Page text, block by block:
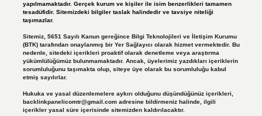
yapılmamaktadır. Gerçek kurum ve kişiler ile isim benzerlikleri tamamen
tesadüfidir. Sitemizdeki bilgiler taslak halindedir ve tavsiye niteliği
taşımazlar.
Sitemiz, 5651 Sayılı Kanun gereğince Bilgi Teknolojileri ve İletişim Kurumu
(BTK) tarafından onaylanmış bir Yer Sağlayıcı olarak hizmet vermektedir. Bu
nedenle, sitedeki içerikleri proaktif olarak denetleme veya araştırma
yükümlülüğümüz bulunmamaktadır. Ancak, üyelerimiz yazdıkları içeriklerin
sorumluluğunu taşımakta olup, siteye üye olarak bu sorumluluğu kabul
etmiş sayılırlar.
Hukuka ve yasal düzenlemelere aykırı olduğunu düşündüğünüz içerikleri,
backlinkpanelicomtr@gmail.comadresine bildirmeniz halinde, ilgili
içerikler yasal süre içerisinde sitemizden kaldırılacaktır.